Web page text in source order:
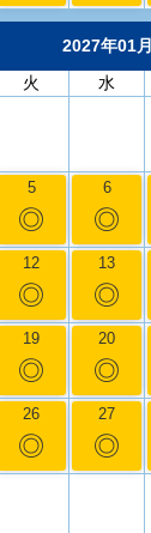
2027年01月
火 水
5
◎
6
◎
12
◎
13
◎
19
◎
20
◎
26
◎
27
◎